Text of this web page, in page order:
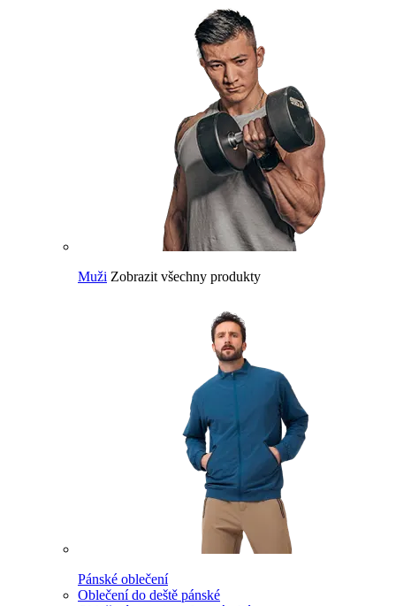
Muži Zobrazit všechny produkty
Pánské oblečení
Oblečení do deště pánské